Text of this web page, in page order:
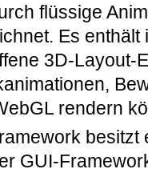
flüssige
Es
3D-Layout-
rendern
besitzt
GUI-